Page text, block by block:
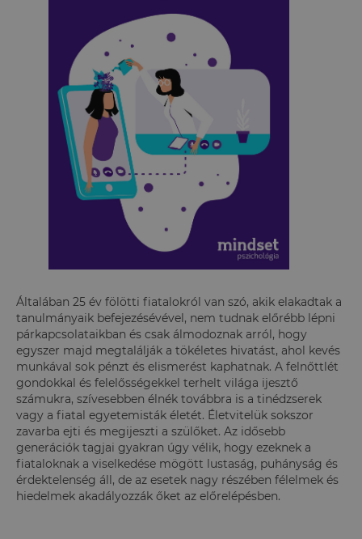
Általában 25 év fölötti fiatalokról van szó, akik elakadtak a
tanulmányaik befejezésévével, nem tudnak előrébb lépni
párkapcsolataikban és csak álmodoznak arról, hogy
egyszer majd megtalálják a tökéletes hivatást, ahol kevés
munkával sok pénzt és elismerést kaphatnak. A felnőttlét
gondokkal és felelősségekkel terhelt világa ijesztő
számukra, szívesebben élnék továbbra is a tinédzserek
vagy a fiatal egyetemisták életét. Életvitelük sokszor
zavarba ejti és megijeszti a szülőket. Az idősebb
generációk tagjai gyakran úgy vélik, hogy ezeknek a
fiataloknak a viselkedése mögött lustaság, puhányság és
érdektelenség áll, de az esetek nagy részében félelmek és
hiedelmek akadályozzák őket az előrelépésben.